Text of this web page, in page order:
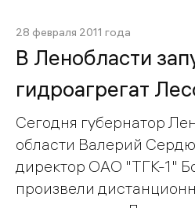
28 февраля 2011 года
В Ленобласти
гидроагрегат
Сегодня губернатор
области Валерий
директор ОАО "ТГК-1"
произвели